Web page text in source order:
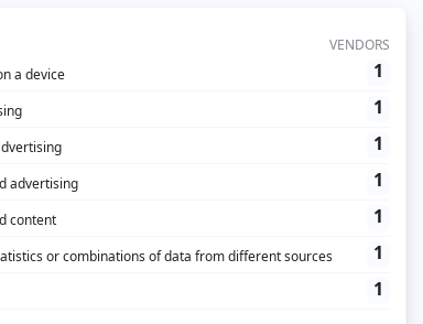
> La créa
Le marché de la publicité en ligne ne cesse